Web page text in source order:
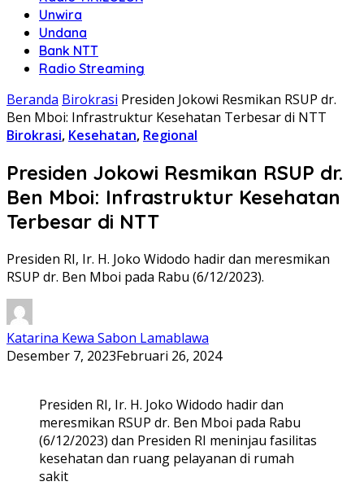
Unwira
Undana
Bank NTT
Radio Streaming
Beranda Birokrasi Presiden Jokowi Resmikan RSUP dr.
Ben Mboi: Infrastruktur Kesehatan Terbesar di NTT
Birokrasi, Kesehatan, Regional
Presiden Jokowi Resmikan RSUP dr.
Ben Mboi: Infrastruktur Kesehatan
Terbesar di NTT
Presiden RI, Ir. H. Joko Widodo hadir dan meresmikan
RSUP dr. Ben Mboi pada Rabu (6/12/2023).
Katarina Kewa Sabon Lamablawa
Desember 7, 2023Februari 26, 2024
Presiden RI, Ir. H. Joko Widodo hadir dan
meresmikan RSUP dr. Ben Mboi pada Rabu
(6/12/2023) dan Presiden RI meninjau fasilitas
kesehatan dan ruang pelayanan di rumah
sakit